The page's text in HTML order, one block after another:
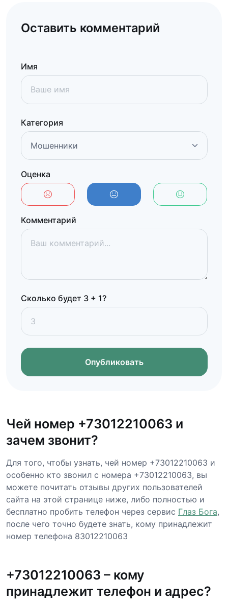
Оставить комментарий
Имя
Категория
Оценка
Комментарий
Сколько будет 3 + 1?
Опубликовать
Чей номер +73012210063 и
зачем звонит?
Для того, чтобы узнать, чей номер +73012210063 и
особенно кто звонил с номера +73012210063, вы
можете почитать отзывы других пользователей
сайта на этой странице ниже, либо полностью и
бесплатно пробить телефон через сервис Глаз Бога,
после чего точно будете знать, кому принадлежит
номер телефона 83012210063
+73012210063 – кому
принадлежит телефон и адрес?